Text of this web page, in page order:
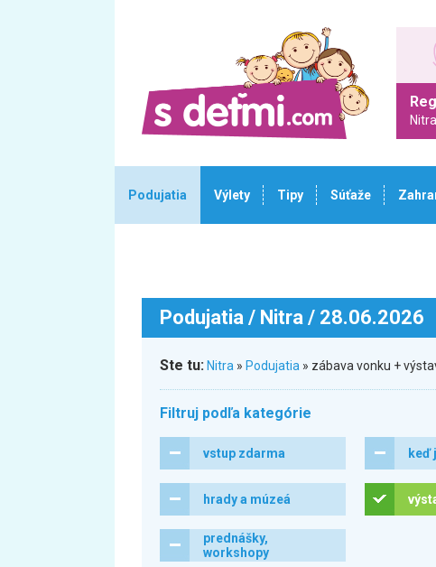
Nitra
Podujatia Výlety Tipy Súťaže
Podujatia / Nitra / 28.06.2026
Ste tu: Nitra » Podujatia » zábava vonku +
Filtruj podľa kategórie
vstup zdarma keď
hrady a múzeá
prednášky,
workshopy